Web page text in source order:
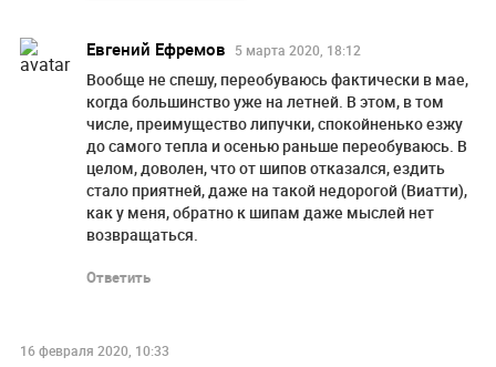
Евгений Ефремов 5 марта 2020, 18:12
Вообще не спешу, переобуваюсь фактически в мае,
когда большинство уже на летней. В этом, в том
числе, преимущество липучки, спокойненько езжу
до самого тепла и осенью раньше переобуваюсь. В
целом, доволен, что от шипов отказался, ездить
стало приятней, даже на такой недорогой (Виaтти),
как у меня, обратно к шипам даже мыслей нет
возвращаться.
Ответить
16 февраля 2020, 10:33